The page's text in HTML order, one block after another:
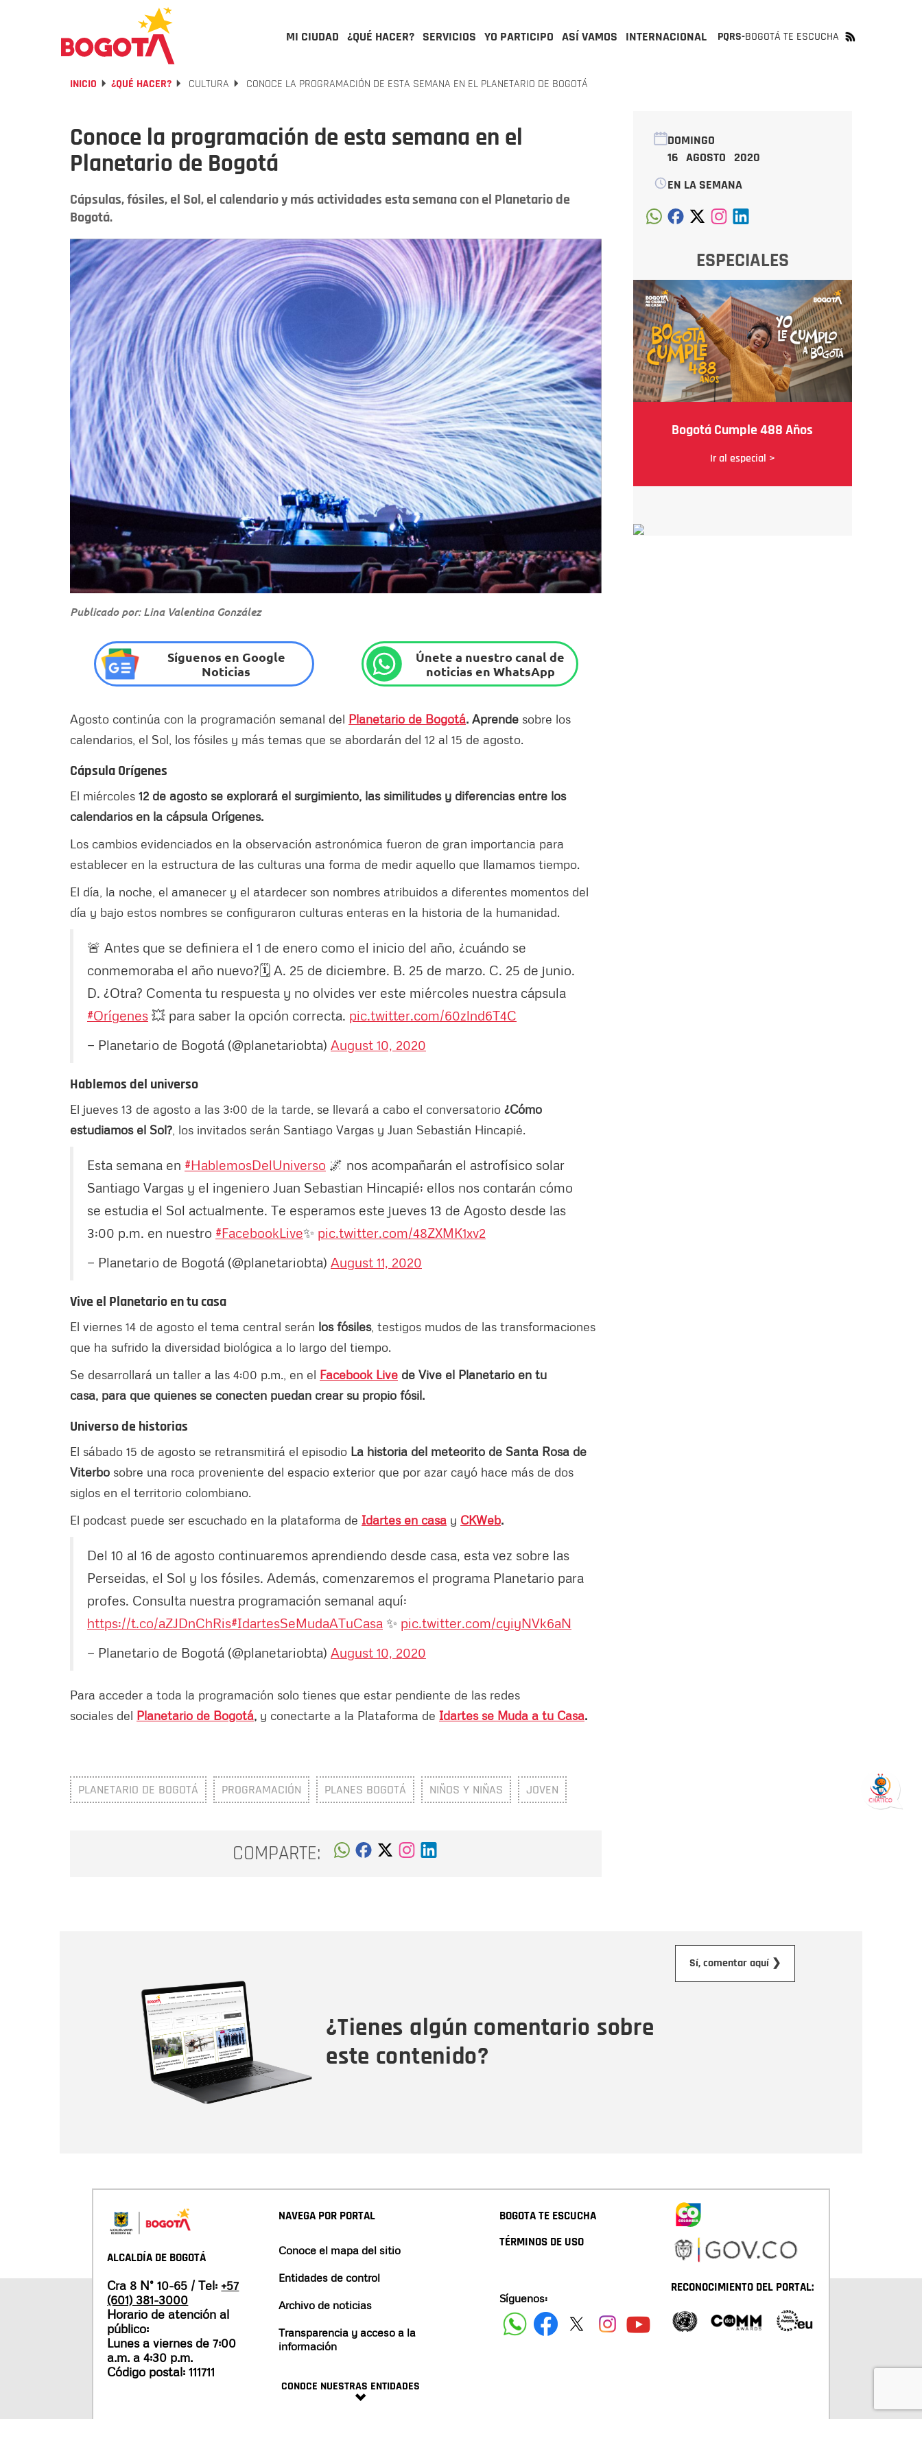
MI CIUDAD ¿QUÉ HACER? SERVICIOS YO PARTICIPO ASÍ VAMOS INTERNACIONAL PQRS-BOGOTÁ TE ESCUCHA
INICIO ¿QUÉ HACER? CULTURA CONOCE LA PROGRAMACIÓN DE ESTA SEMANA EN EL PLANETARIO DE BOGOTÁ
Conoce la programación de esta semana en el
Planetario de Bogotá
Cápsulas, fósiles, el Sol, el calendario y más actividades esta semana con el Planetario de
Bogotá.
Publicado por: Lina Valentina González
Síguenos en Google
Noticias
Únete a nuestro canal de
noticias en WhatsApp
Agosto continúa con la programación semanal del Planetario de Bogotá. Aprende sobre los
calendarios, el Sol, los fósiles y más temas que se abordarán del 12 al 15 de agosto.
Cápsula Orígenes
El miércoles 12 de agosto se explorará el surgimiento, las similitudes y diferencias entre los
calendarios en la cápsula Orígenes.
Los cambios evidenciados en la observación astronómica fueron de gran importancia para
establecer en la estructura de las culturas una forma de medir aquello que llamamos tiempo.
El día, la noche, el amanecer y el atardecer son nombres atribuidos a diferentes momentos del
día y bajo estos nombres se configuraron culturas enteras en la historia de la humanidad.
🚨 Antes que se definiera el 1 de enero como el inicio del año, ¿cuándo se
conmemoraba el año nuevo?🗓 A. 25 de diciembre. B. 25 de marzo. C. 25 de junio.
D. ¿Otra? Comenta tu respuesta y no olvides ver este miércoles nuestra cápsula
#Orígenes 💥 para saber la opción correcta. pic.twitter.com/60zlnd6T4C
— Planetario de Bogotá (@planetariobta) August 10, 2020
Hablemos del universo
El jueves 13 de agosto a las 3:00 de la tarde, se llevará a cabo el conversatorio ¿Cómo
estudiamos el Sol? , los invitados serán Santiago Vargas y Juan Sebastián Hincapié.
Esta semana en #HablemosDelUniverso 🌌 nos acompañarán el astrofísico solar
Santiago Vargas y el ingeniero Juan Sebastian Hincapié; ellos nos contarán cómo
se estudia el Sol actualmente. Te esperamos este jueves 13 de Agosto desde las
3:00 p.m. en nuestro #FacebookLive✨ pic.twitter.com/48ZXMK1xv2
— Planetario de Bogotá (@planetariobta) August 11, 2020
Vive el Planetario en tu casa
El viernes 14 de agosto el tema central serán los fósiles, testigos mudos de las transformaciones
que ha sufrido la diversidad biológica a lo largo del tiempo.
Se desarrollará un taller a las 4:00 p.m., en el Facebook Live de Vive el Planetario en tu
casa, para que quienes se conecten puedan crear su propio fósil.
Universo de historias
El sábado 15 de agosto se retransmitirá el episodio La historia del meteorito de Santa Rosa de
Viterbo sobre una roca proveniente del espacio exterior que por azar cayó hace más de dos
siglos en el territorio colombiano.
El podcast puede ser escuchado en la plataforma de Idartes en casa y CKWeb.
Del 10 al 16 de agosto continuaremos aprendiendo desde casa, esta vez sobre las
Perseidas, el Sol y los fósiles. Además, comenzaremos el programa Planetario para
profes. Consulta nuestra programación semanal aquí:
https://t.co/aZJDnChRis#IdartesSeMudaATuCasa ✨ pic.twitter.com/cyiyNVk6aN
— Planetario de Bogotá (@planetariobta) August 10, 2020
Para acceder a toda la programación solo tienes que estar pendiente de las redes
sociales del Planetario de Bogotá, y conectarte a la Plataforma de Idartes se Muda a tu Casa.
PLANETARIO DE BOGOTÁ PROGRAMACIÓN PLANES BOGOTÁ NIÑOS Y NIÑAS JOVEN
COMPARTE:
DOMINGO
16 AGOSTO 2020
EN LA SEMANA
ESPECIALES
Bogotá Cumple 488 Años
Ir al especial >
¿Tienes algún comentario sobre
este contenido?
Sí, comentar aquí ❯
ALCALDÍA DE BOGOTÁ
Cra 8 N° 10-65 / Tel: +57
(601) 381-3000
Horario de atención al
público:
Lunes a viernes de 7:00
a.m. a 4:30 p.m.
Código postal: 111711
NAVEGA POR PORTAL
Conoce el mapa del sitio
Entidades de control
Archivo de noticias
Transparencia y acceso a la
información
CONOCE NUESTRAS ENTIDADES
BOGOTA TE ESCUCHA
TÉRMINOS DE USO
Síguenos:
RECONOCIMIENTO DEL PORTAL: